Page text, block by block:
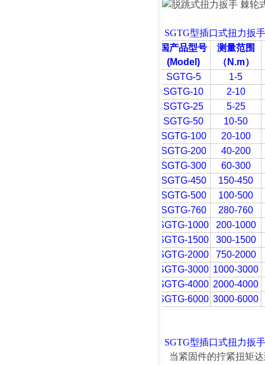
SGTG型插口式扭力扳
国产品型号
(Model)
测量范围
（N.m）
SGTG-5
1-5
SGTG-10
2-10
SGTG-25
5-25
SGTG-50
10-50
SGTG-100
20-100
SGTG-200
40-200
SGTG-300
60-300
SGTG-450
150-450
SGTG-500
100-500
SGTG-760
280-760
SGTG-1000
200-1000
SGTG-1500
300-1500
SGTG-2000
750-2000
SGTG-3000 1000-3000
SGTG-4000 2000-4000
SGTG-6000 3000-6000
SGTG型插口式扭力扳
当紧固件的拧紧扭矩